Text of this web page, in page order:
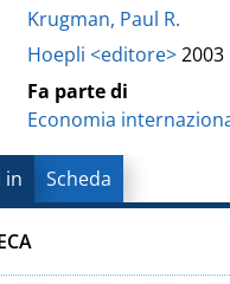
Krugman, Paul R.
Hoepli <editore>2003
Fa parte di
Economia
in Scheda